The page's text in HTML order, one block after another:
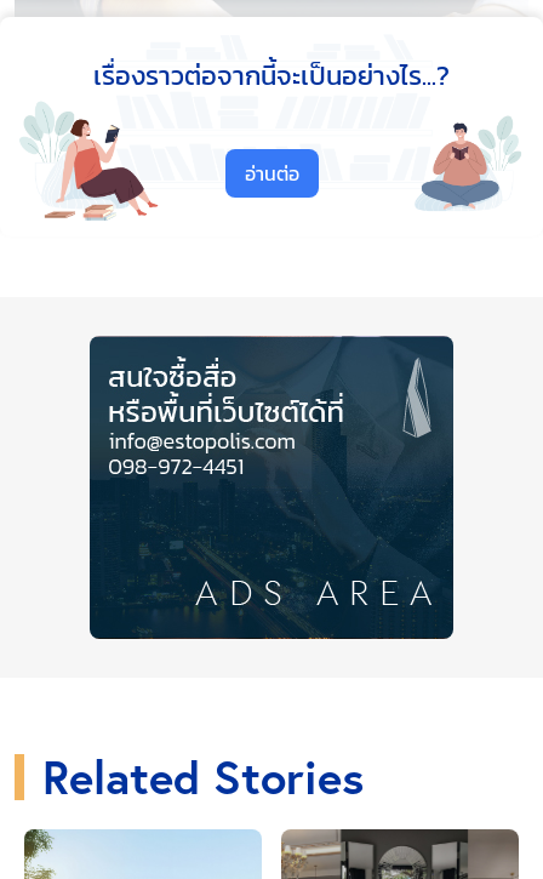
1. ประเมินตัวเอง ก่อนยื่นกู้สินเชื่อบ้านและคอน
แม้ว่าธนาคารจะให้เงินกู้สูงสุดตามรายได้สุทธิ แต่ไม่ได้
หมายความว่า คุณจะกู้สินเชื่อบ้านและคอนโดได้เต็ม
ความสามารถเพราะหากพบภาระการผ่อนในข้อมูล
เครดิตบูโร (Credit bureau) ก็ต้องนำมาหักออกจากราย
ได้ รวมถึงการพิจารณากู้สินเชื่อก็ต้องให้เป็นไปตาม
นอกจากนี้การกู้เต็มความสามารถจะทำให้คุณขาดความ
ต้องหักเงินเดือนไปใช้หนี้ให้ธนาคาร และเหลือเงินเพียง
เรื่องราวต่อจากนี้จะเป็นอย่างไร...?
อ่านต่อ
Related Stories